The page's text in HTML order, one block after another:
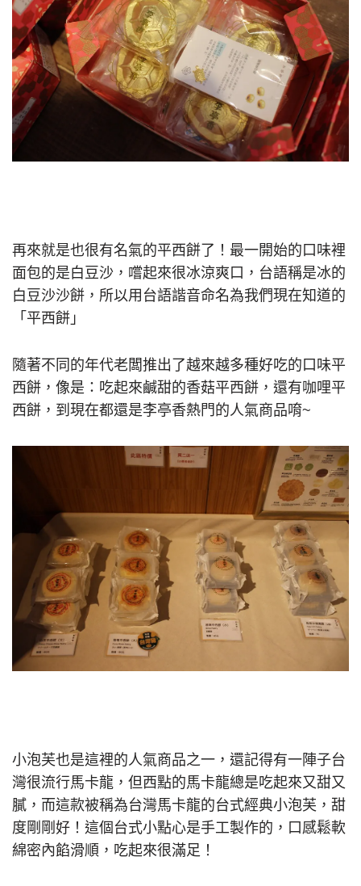
再來就是也很有名氣的平西餅了！最一開始的口味裡
面包的是白豆沙，嚐起來很冰涼爽口，台語稱是冰的
白豆沙沙餅，所以用台語諧音命名為我們現在知道的
「平西餅」
隨著不同的年代老闆推出了越來越多種好吃的口味平
西餅，像是：吃起來鹹甜的香菇平西餅，還有咖哩平
西餅，到現在都還是李亭香熱門的人氣商品唷~
小泡芙也是這裡的人氣商品之一，還記得有一陣子台
灣很流行馬卡龍，但西點的馬卡龍總是吃起來又甜又
膩，而這款被稱為台灣馬卡龍的台式經典小泡芙，甜
度剛剛好！這個台式小點心是手工製作的，口感鬆軟
綿密內餡滑順，吃起來很滿足！